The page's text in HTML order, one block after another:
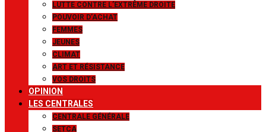
LUTTE CONTRE L’EXTRÊME DROITE
POUVOIR D’ACHAT
FEMMES
JEUNES
CLIMAT
ART ET RÉSISTANCE
VOS DROITS
OPINION
LES CENTRALES
CENTRALE GÉNÉRALE
SETCA